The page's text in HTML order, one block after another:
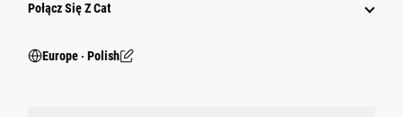
Połącz Się Z Cat
Europe ‧ Polish